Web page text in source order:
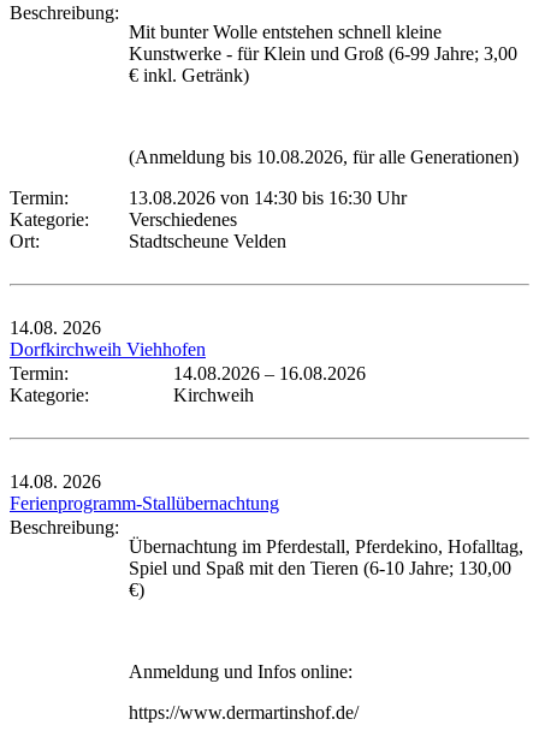
Beschreibung:
Mit bunter Wolle entstehen schnell kleine
Kunstwerke - für Klein und Groß (6-99 Jahre; 3,00
€ inkl. Getränk)
(Anmeldung bis 10.08.2026, für alle Generationen)
Termin:
13.08.2026 von 14:30 bis 16:30 Uhr
Kategorie:
Verschiedenes
Ort:
Stadtscheune Velden
14.08. 2026
Dorfkirchweih Viehhofen
Termin:
14.08.2026 – 16.08.2026
Kategorie:
Kirchweih
14.08. 2026
Ferienprogramm-Stallübernachtung
Beschreibung:
Übernachtung im Pferdestall, Pferdekino, Hofalltag,
Spiel und Spaß mit den Tieren (6-10 Jahre; 130,00
€)
Anmeldung und Infos online:
https://www.dermartinshof.de/